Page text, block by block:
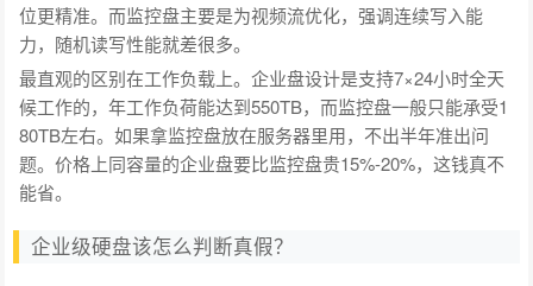
位更精准。而监控盘主要是为视频流优化，强调连续写入能
力，随机读写性能就差很多。
最直观的区别在工作负载上。企业盘设计是支持7×24小时全天
候工作的，年工作负荷能达到550TB，而监控盘一般只能承受1
80TB左右。如果拿监控盘放在服务器里用，不出半年准出问
题。价格上同容量的企业盘要比监控盘贵15%-20%，这钱真不
能省。
企业级硬盘该怎么判断真假？